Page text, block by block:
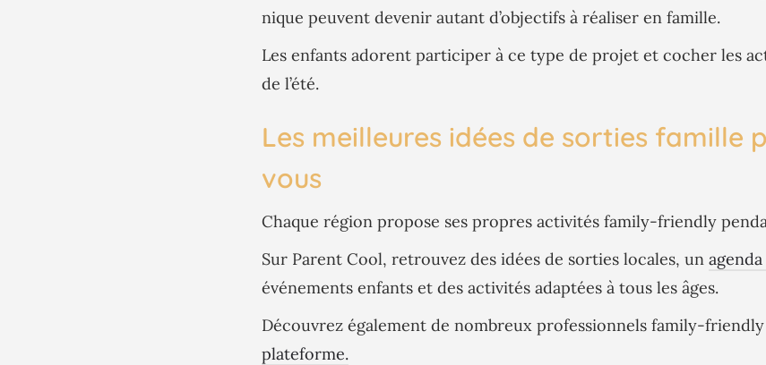
nique peuvent devenir autant d’objectifs à réaliser en famille.
Les enfants adorent participer à ce type de projet et cocher les
de l’été.
Les meilleures idées de sorties famille
vous
Chaque région propose ses propres activités family-friendly
Sur Parent Cool, retrouvez des idées de sorties locales, un
événements enfants et des activités adaptées à tous les âges.
Découvrez également de nombreux professionnels family-
plateforme.